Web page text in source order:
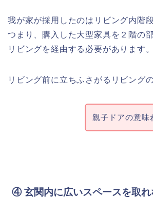
我が家が採用したのはリビング内階段
つまり、購入した大型家具を２階の
リビングを経由する必要があります。
リビング前に立ちふさがるリビング
親子ドアの意味
④ 玄関内に広いスペースを取れ